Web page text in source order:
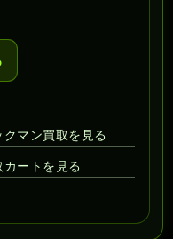
クマン買取を見る
カートを見る